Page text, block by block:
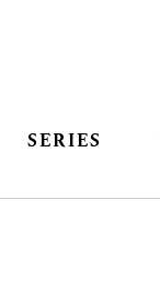
SERIES